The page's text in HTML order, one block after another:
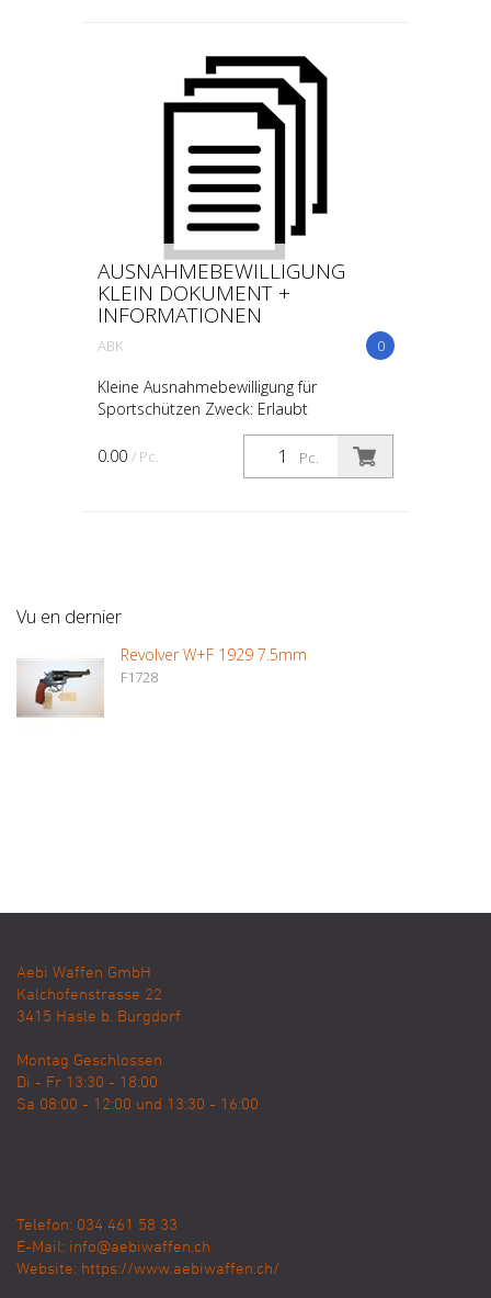
AUSNAHMEBEWILLIGUNG
KLEIN DOKUMENT +
INFORMATIONEN
0
ABK
Kleine Ausnahmebewilligung für
Sportschützen Zweck: Erlaubt
Sportschützen, verbotene Waffen wie
halbautomatische Feuerwaffen zu
erwerben, die aus ehemaligen Automaten
Pc.
0.00 / Pc.
Vu en dernier
Revolver W+F 1929 7.5mm
F1728
Aebi Waffen GmbH
Kalchofenstrasse 22
3415 Hasle b. Burgdorf
Montag Geschlossen
Di - Fr 13:30 - 18:00
Sa 08:00 - 12:00 und 13:30 - 16:00
Telefon: 034 461 58 33
E-Mail: info@aebiwaffen.ch
Website: https://www.aebiwaffen.ch/